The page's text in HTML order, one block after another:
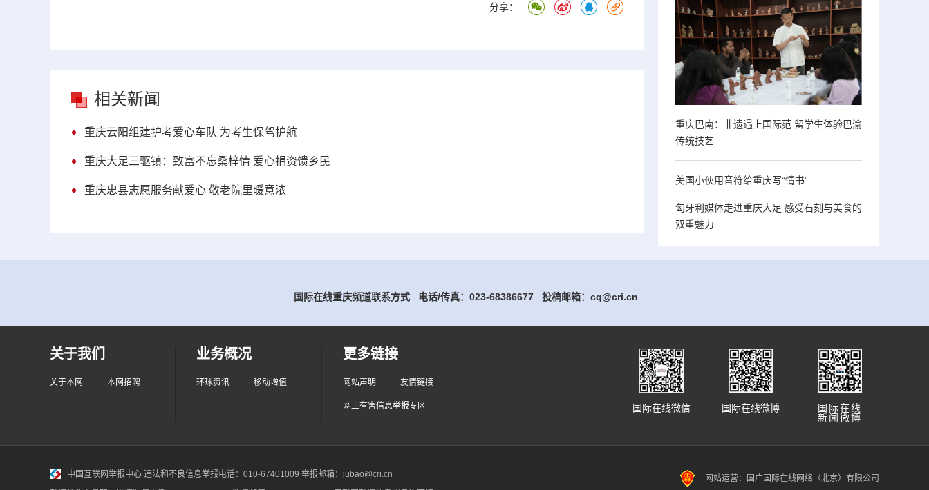
分享：
相关新闻
重庆云阳组建护考爱心车队 为考生保驾护航
重庆大足三驱镇：致富不忘桑梓情 爱心捐资馈乡民
重庆忠县志愿服务献爱心 敬老院里暖意浓
重庆巴南：非遗遇上国际范 留学生体验巴渝
传统技艺
美国小伙用音符给重庆写“情书”
匈牙利媒体走进重庆大足 感受石刻与美食的
双重魅力
国际在线重庆频道联系方式 电话/传真：023-68386677 投稿邮箱：cq@cri.cn
关于我们
关于本网 本网招聘
业务概况
环球资讯 移动增值
更多链接
网站声明 友情链接
网上有害信息举报专区
国际在线
新闻微博
国际在线微博
国际在线微信
中国互联网举报中心 违法和不良信息举报电话：010-67401009 举报邮箱：jubao@cri.cn
网站运营：国广国际在线网络（北京）有限公司